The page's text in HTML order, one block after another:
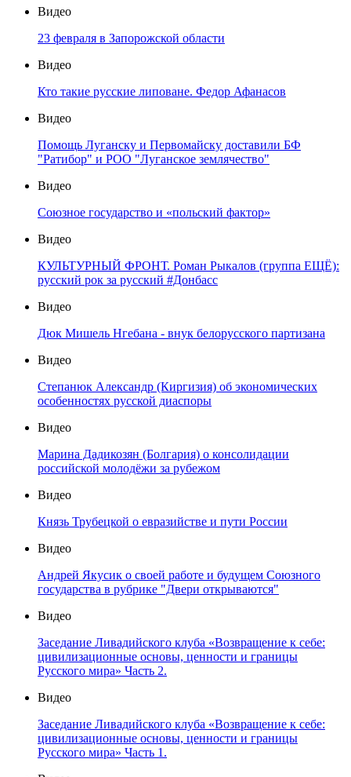
Видео
23 февраля в Запорожской области
Видео
Кто такие русские липоване. Федор Афанасов
Видео
Помощь Луганску и Первомайску доставили БФ
"Ратибор" и РОО "Луганское землячество"
Видео
Союзное государство и «польский фактор»
Видео
КУЛЬТУРНЫЙ ФРОНТ. Роман Рыкалов (группа ЕЩЁ):
русский рок за русский #Донбасс
Видео
Дюк Мишель Нгебана - внук белорусского партизана
Видео
Степанюк Александр (Киргизия) об экономических
особенностях русской диаспоры
Видео
Марина Дадикозян (Болгария) о консолидации
российской молодёжи за рубежом
Видео
Князь Трубецкой о евразийстве и пути России
Видео
Андрей Якусик о своей работе и будущем Союзного
государства в рубрике "Двери открываются"
Видео
Заседание Ливадийского клуба «Возвращение к себе:
цивилизационные основы, ценности и границы
Русского мира» Часть 2.
Видео
Заседание Ливадийского клуба «Возвращение к себе:
цивилизационные основы, ценности и границы
Русского мира» Часть 1.